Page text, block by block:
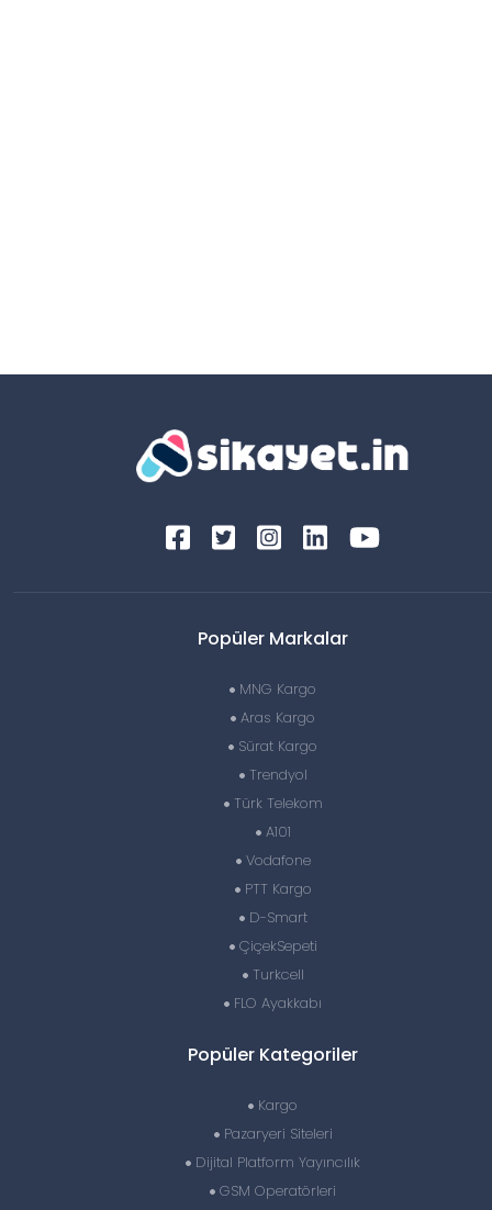
Popüler Markalar
MNG Kargo
Aras Kargo
Sürat Kargo
Trendyol
Türk Telekom
A101
Vodafone
PTT Kargo
D-Smart
ÇiçekSepeti
Turkcell
FLO Ayakkabı
Popüler Kategoriler
Kargo
Pazaryeri Siteleri
Dijital Platform Yayıncılık
GSM Operatörleri